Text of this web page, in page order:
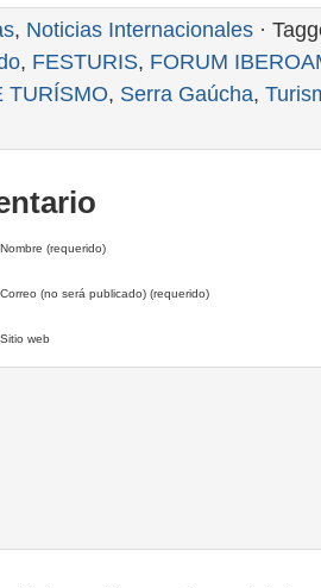
, Noticias Internacionales ·
, FESTURIS, FORUM
TURÍSMO, Serra Gaúcha,
Nombre (requerido)
Correo (no será publicado) (requerido)
Sitio web